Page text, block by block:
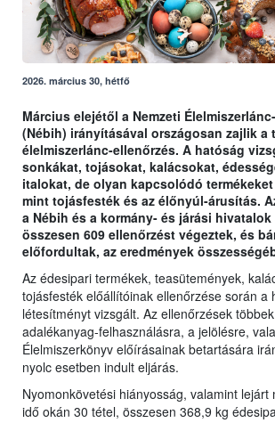
2026. március 30, hétfő
Március elejétől a Nemzeti
(Nébih) irányításával országosan zajlik a
élelmiszerlánc-ellenőrzés. A hatóság
sonkákat, tojásokat, kalácsokat,
italokat, de olyan kapcsolódó
mint tojásfesték és az élőnyúl-árusítás.
a Nébih és a kormány- és járási hivatalok
összesen 609 ellenőrzést végeztek, és
előfordultak, az eredmények
Az édesipari termékek, teasütemények,
tojásfesték előállítóinak ellenőrzése során a
létesítményt vizsgált. Az ellenőrzések
adalékanyag-felhasználásra, a jelölésre,
Élelmiszerkönyv előírásainak betartására
nyolc esetben indult eljárás.
Nyomonkövetési hiányosság, valamint lejárt
idő okán 30 tétel, összesen 368,9 kg